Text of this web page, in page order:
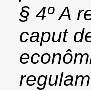
§ 4º A
caput